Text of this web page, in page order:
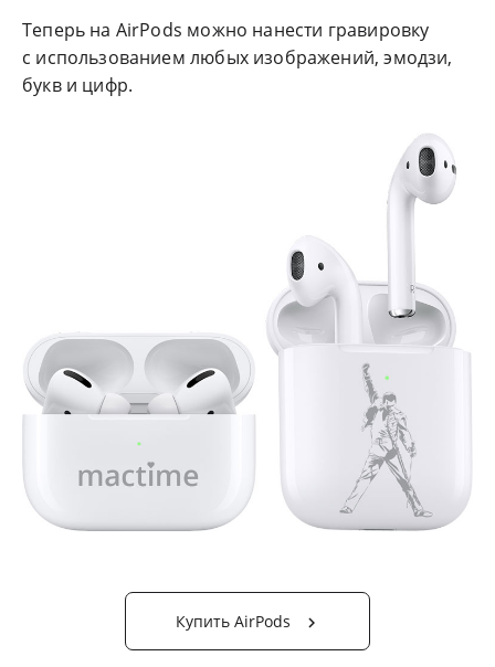
Теперь на AirPods можно нанести гравировку
с использованием любых изображений, эмодзи,
букв и цифр.
Купить AirPods 